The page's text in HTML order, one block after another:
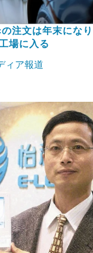
注文は年末にな
場に入る
ィア報道